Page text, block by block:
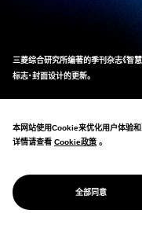
三菱综合研究所编著的季刊杂志《智
标志・封面设计的更新。
连接的可视化 每个人的觉悟创造未来
封面设计在视觉上表现了该主题，寄
日经BOOKPLUS 官方页面
日经BOOKPLUS 官方页面
※什么是智慧
本网站使用Cookie来优化用户体验和
详情请查看 Cookie政策
Cookie政策 。
全部同意